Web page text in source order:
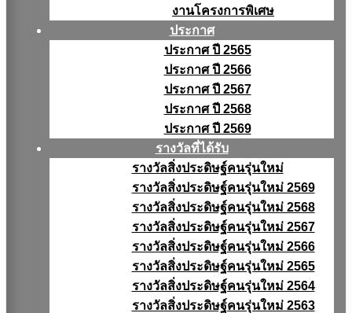
งานโครงการพิเศษ
ประกาศ
ประกาศ ปี 2565
ประกาศ ปี 2566
ประกาศ ปี 2567
ประกาศ ปี 2568
ประกาศ ปี 2569
รางวัลที่ได้รับ
รางวัลสิ่งประดิษฐ์คนรุ่นใหม่
รางวัลสิ่งประดิษฐ์คนรุ่นใหม่ 2569
รางวัลสิ่งประดิษฐ์คนรุ่นใหม่ 2568
รางวัลสิ่งประดิษฐ์คนรุ่นใหม่ 2567
รางวัลสิ่งประดิษฐ์คนรุ่นใหม่ 2566
รางวัลสิ่งประดิษฐ์คนรุ่นใหม่ 2565
รางวัลสิ่งประดิษฐ์คนรุ่นใหม่ 2564
รางวัลสิ่งประดิษฐ์คนรุ่นใหม่ 2563